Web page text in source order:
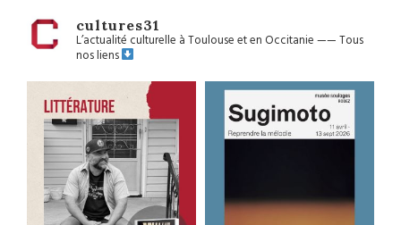
cultures31
L’actualité culturelle à Toulouse et en Occitanie——Tous
nos liens